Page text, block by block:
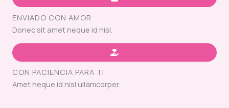
ENVIADO CON AMOR
Donec sit amet neque id nisl.
CON PACIENCIA PARA TI
Amet neque id nisl ullamcorper.